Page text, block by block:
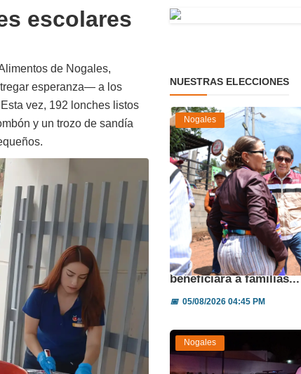
escolares
de Nogales,
esperanza— a los
vez, 192 lonches listos
y un trozo de sandía
NUESTRAS ELECCIONES
Nogales
Avanza obra de
beneficiará a familias...
📅05/08/2026 04:45 PM
Nogales